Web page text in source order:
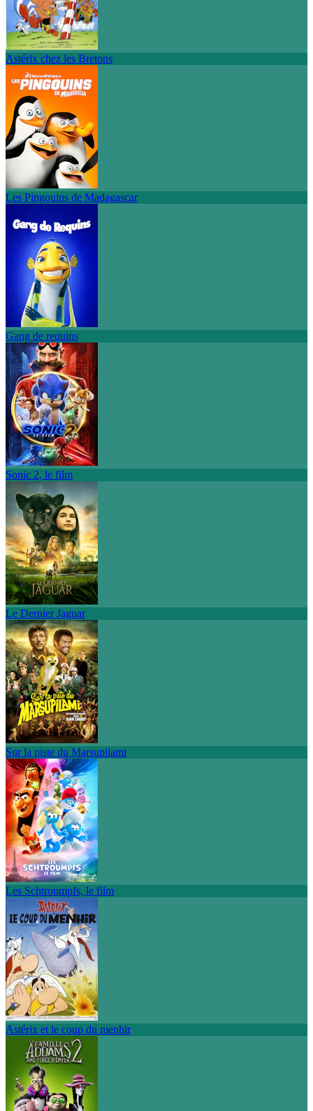
Astérix chez les Bretons
Les Pingouins de Madagascar
Gang de requins
Sonic 2, le film
Le Dernier Jaguar
Sur la piste du Marsupilami
Les Schtroumpfs, le film
Astérix et le coup du menhir